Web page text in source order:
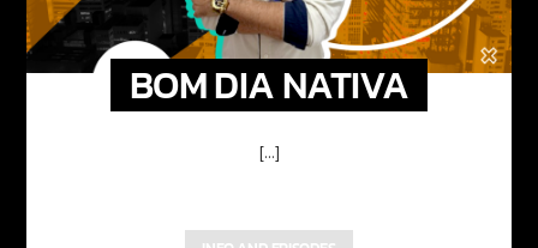
BOM DIA NATIVA
[...]